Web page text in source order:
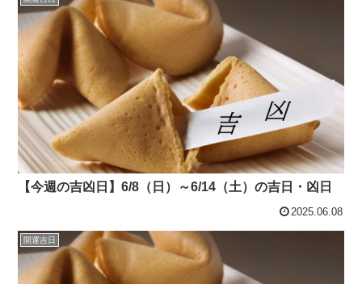
【今週の吉凶日】6/8（日）～6/14（土）の吉日・凶日
2025.06.08
開運吉日